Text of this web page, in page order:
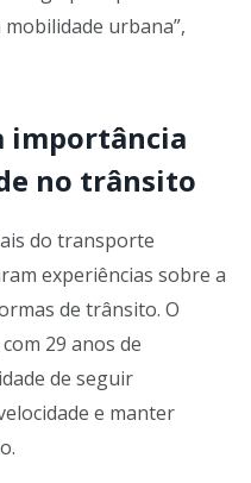
urbana”,
importância
no trânsito
do transporte
experiências sobre a
de trânsito. O
29 anos de
de seguir
e manter